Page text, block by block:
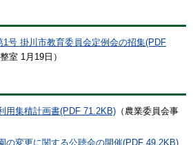
号 掛川市教育委員会定例会の招集(PDF
室 1月19日）
用集積計画書(PDF 71.2KB) （農業委員会事
の変更に関する公聴会の開催(PDF 49.2KB)